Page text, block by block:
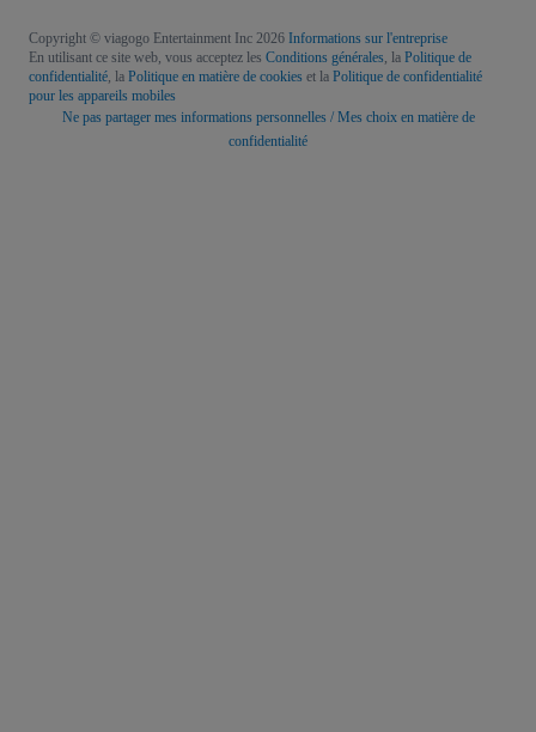
Copyright © viagogo Entertainment Inc 2026 Informations sur l'entreprise
En utilisant ce site web, vous acceptez les Conditions générales , la Politique de
confidentialité , la Politique en matière de cookies et la Politique de confidentialité
pour les appareils mobiles
Ne pas partager mes informations personnelles / Mes choix en matière de
confidentialité